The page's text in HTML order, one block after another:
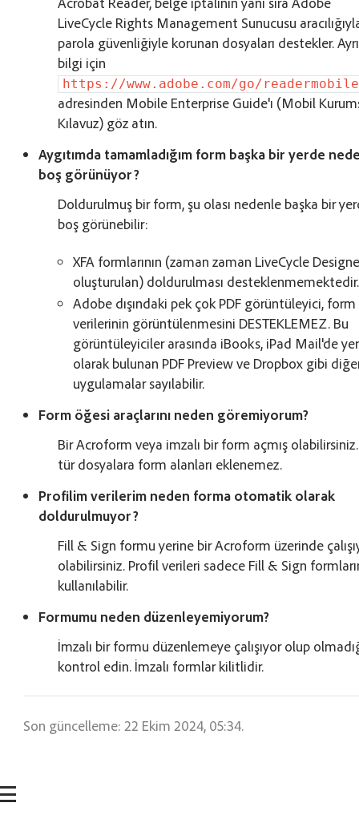
LiveCycle Rights Management Sunucusu
parola güvenliğiyle korunan dosyaları destekler.
bilgi için
https://www.adobe.com/go/
adresinden Mobile Enterprise Guide'ı (Mobil
Kılavuz) göz atın.
Aygıtımda tamamladığım form başka bir yerde
boş görünüyor?
Doldurulmuş bir form, şu olası nedenle başka bir
boş görünebilir:
XFA formlarının (zaman zaman LiveCycle
oluşturulan) doldurulması desteklenmemektedir.
Adobe dışındaki pek çok PDF görüntüleyici, form
verilerinin görüntülenmesini DESTEKLEMEZ. Bu
görüntüleyiciler arasında iBooks, iPad Mail'de
olarak bulunan PDF Preview ve Dropbox gibi
uygulamalar sayılabilir.
Form öğesi araçlarını neden göremiyorum?
Bir Acroform veya imzalı bir form açmış
tür dosyalara form alanları eklenemez.
Profilim verilerim neden forma otomatik olarak
doldurulmuyor?
Fill & Sign formu yerine bir Acroform üzerinde
olabilirsiniz. Profil verileri sadece Fill & Sign
kullanılabilir.
Formumu neden düzenleyemiyorum?
İmzalı bir formu düzenlemeye çalışıyor olup
kontrol edin. İmzalı formlar kilitlidir.
Son güncelleme: 22 Ekim 2024, 05:34.